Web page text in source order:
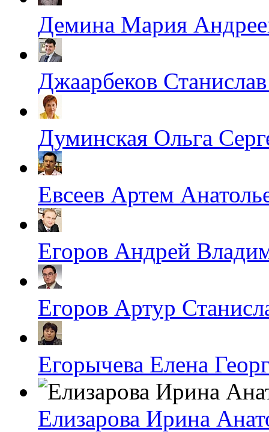
Демина Мария
Джаарбеков
Думинская Ольга
Евсеев Артем
Егоров Андрей
Егоров Артур
Егорычева Елена
Елизарова Ирина